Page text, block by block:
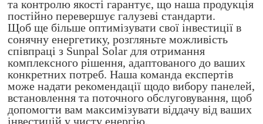
та контролю якості гарантує, що наша продукція
постійно перевершує галузеві стандарти.
Щоб ще більше оптимізувати свої інвестиції в
сонячну енергетику, розгляньте можливість
співпраці з Sunpal Solar для отримання
комплексного рішення, адаптованого до ваших
конкретних потреб. Наша команда експертів
може надати рекомендації щодо вибору панелей,
встановлення та поточного обслуговування, щоб
допомогти вам максимізувати віддачу від ваших
інвестицій у чисту енергію.